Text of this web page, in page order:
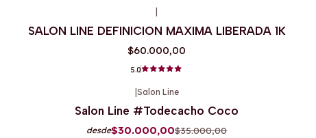
SALON LINE DEFINICION MAXIMA LIBERADA 1K
$60.000,00
5.0
Salon Line
Salon Line #Todecacho Coco
desde$30.000,00$35.000,00